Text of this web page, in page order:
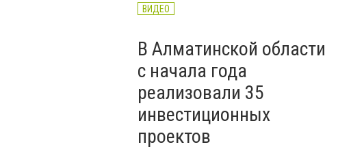
ВИДЕО
В Алматинской области
с начала года
реализовали 35
инвестиционных
проектов